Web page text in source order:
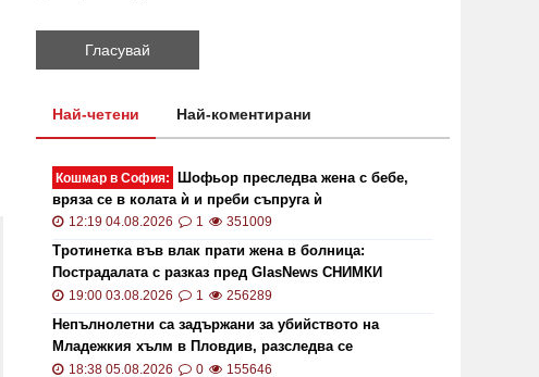
Най-четени Най-коментирани
Кошмар в София:
Шофьор преследва жена с бебе,
вряза се в колата ѝ и преби съпруга ѝ
12:19 04.08.2026 1 351009
Тротинетка във влак прати жена в болница:
Пострадалата с разказ пред GlasNews СНИМКИ
19:00 03.08.2026 1 256289
Непълнолетни са задържани за убийството на
Младежкия хълм в Пловдив, разследва се
хомофобски мотив
18:38 05.08.2026 0 155646